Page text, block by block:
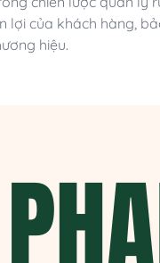
lợi của khách hàng,
hiệu.